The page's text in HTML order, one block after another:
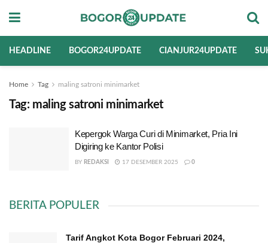
HEADLINE BOGOR24UPDATE CIANJUR24UPDATE
Home Tag maling satroni minimarket
Tag: maling satroni minimarket
Kepergok Warga Curi di Minimarket, Pria Ini
Digiring ke Kantor Polisi
BY REDAKSI 17 DESEMBER 2025 0
BERITA POPULER
Tarif Angkot Kota Bogor Februari 2024,